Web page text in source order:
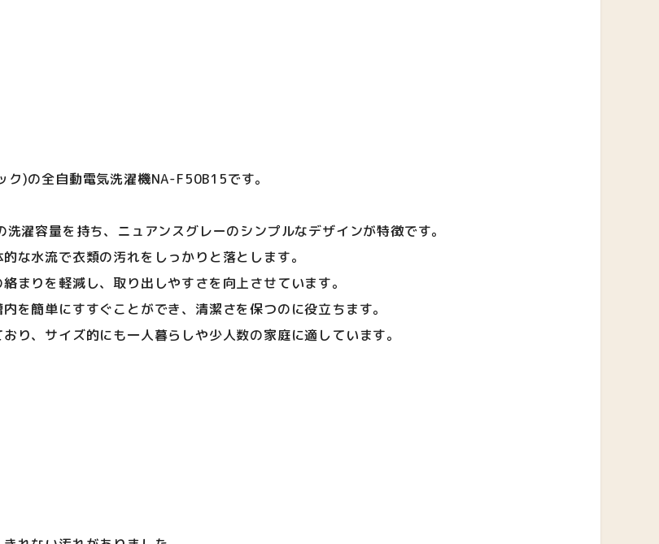
)の全自動電気洗濯機NA-F50B15です。
濯容量を持ち、ニュアンスグレーのシンプルなデザインが特徴です。
な水流で衣類の汚れをしっかりと落とします。
まりを軽減し、取り出しやすさを向上させています。
を簡単にすすぐことができ、清潔さを保つのに役立ちます。
り、サイズ的にも一人暮らしや少人数の家庭に適しています。